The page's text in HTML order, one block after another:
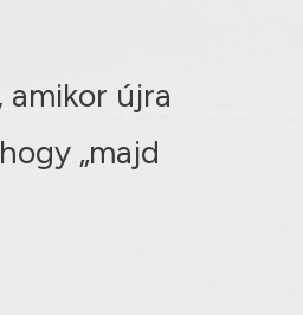
amikor újra
„majd